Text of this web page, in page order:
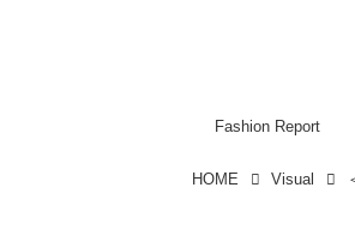
Fashion Report
HOME Visual